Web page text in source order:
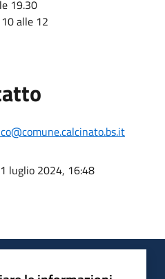
19.30
alle 12
luglio 2024, 16:48